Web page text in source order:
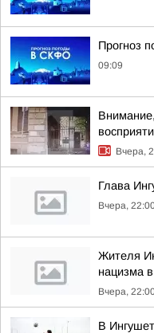
Прогноз
09:09
Вчера,
Глава
Вчера,
Жителя
нацизма
Вчера,
В